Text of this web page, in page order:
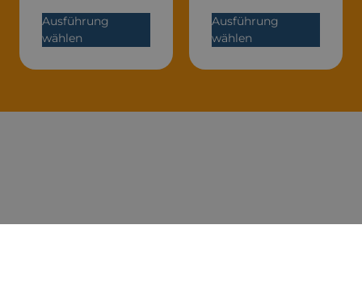
Ausführung
wählen
Ausführung
wählen